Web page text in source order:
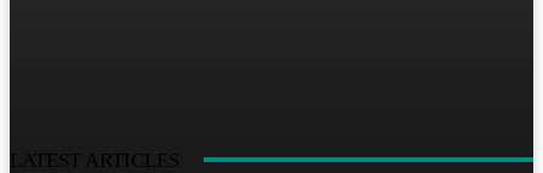
LATEST ARTICLES